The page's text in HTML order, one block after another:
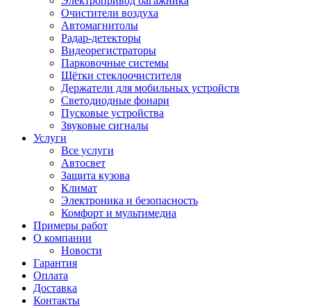
Очистители воздуха
Автомагнитолы
Радар-детекторы
Видеорегистраторы
Парковочные системы
Щётки стеклоочистителя
Держатели для мобильных устройств
Светодиодные фонари
Пусковые устройства
Звуковые сигналы
Услуги
Все услуги
Автосвет
Защита кузова
Климат
Электроника и безопасность
Комфорт и мультимедиа
Примеры работ
О компании
Новости
Гарантия
Оплата
Доставка
Контакты